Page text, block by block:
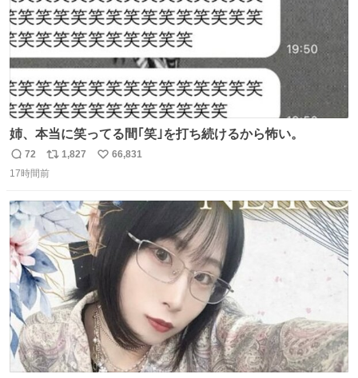
姉、本当に笑ってる間｢笑｣を打ち続けるから怖い。
返
信
72
リ
ポ
ト
数
1,827
い
数
66,831
17時間前